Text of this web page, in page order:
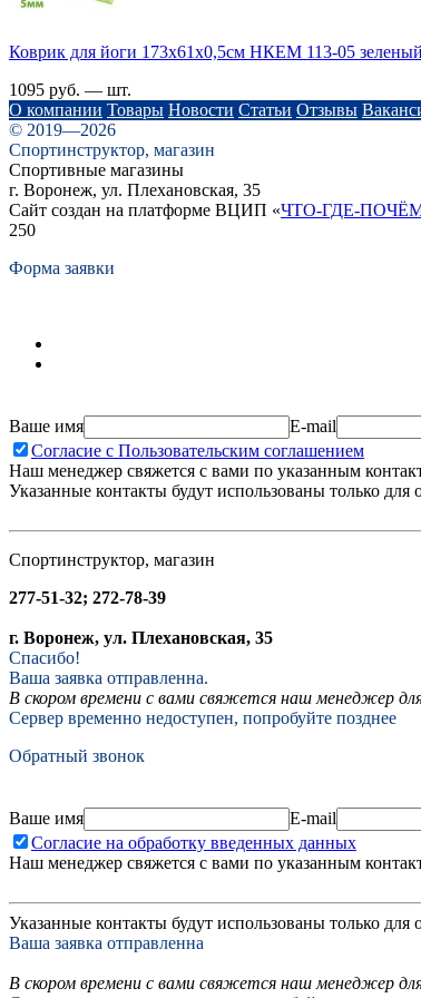
Коврик для йоги 173х61х0,5см НКЕМ 113-05
1095 руб. — шт.
О компании Товары Новости Статьи Отзывы
© 2019—2026
Спортинструктор, магазин
Спортивные магазины
г. Воронеж, ул. Плехановская, 35
Сайт создан на платформе ВЦИП «ЧТО-ГДЕ-
250
Форма заявки
Ваше имя E-mail
Согласие с Пользовательским соглашением
Наш менеджер свяжется с вами по указанным
Указанные контакты будут использованы только для
Спортинструктор, магазин
277-51-32; 272-78-39
г. Воронеж, ул. Плехановская, 35
Спасибо!
Ваша заявка отправленна.
В скором времени с вами свяжется наш менеджер
Сервер временно недоступен, попробуйте позднее
Обратный звонок
Ваше имя E-mail
Согласие на обработку введенных данных
Наш менеджер свяжется с вами по указанным
Указанные контакты будут использованы только для
Ваша заявка отправленна
В скором времени с вами свяжется наш менеджер